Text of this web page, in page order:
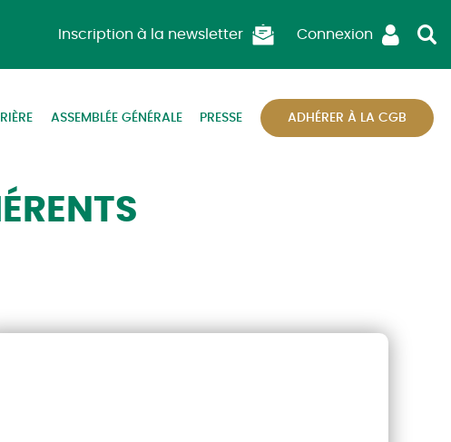
Inscription à la newsletter Connexion
ASSEMBLÉE GÉNÉRALE PRESSE ADHÉRER À LA CGB